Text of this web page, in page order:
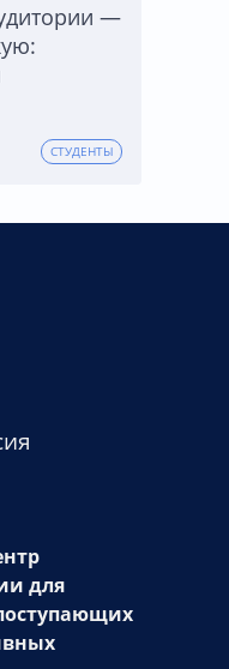
—
СТУДЕНТЫ
для